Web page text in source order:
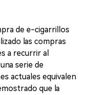
de e-cigarrillos
las compras
a recurrir al
serie de
actuales equivalen
que la